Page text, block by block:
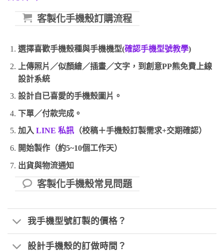
客製化手機殼訂購流程
選擇喜歡手機殼種與手機機型(確認手機型號教學)
上傳照片／似顏繪／插畫／文字，到創意PP熊免費上線
設計系統
設計自已喜愛的手機殼圖片。
下單／付款完成。
加入LINE 私訊（校稿＋手機殼訂製需求+交期確認）
開始製作（約5~10個工作天）
出貨與物流通知
客製化手機殼常見問題
我手機型號訂製的價格？
設計手機殼的訂做時間？